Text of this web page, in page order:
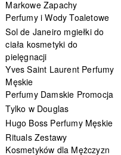
Markowe Zapachy
Perfumy i Wody Toaletowe
Sol de Janeiro mgiełki do
ciała kosmetyki do
pielęgnacji
Yves Saint Laurent Perfumy
Męskie
Perfumy Damskie Promocja
Tylko w Douglas
Hugo Boss Perfumy Męskie
Rituals Zestawy
Kosmetyków dla Mężczyzn